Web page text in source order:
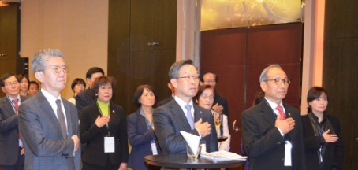
한인소식
7.23 접수마감] 제108회 한국어능력시험 (TOPIK)
게시판 / 행사 / 알림
“정체성은 연결의 자산”… 독일 한인 차세대 협회(FLCG), 뮌헨 공대(TUM)서 화려한 출범
김담예 아동을 소개 합니다.
사랑의 손길
사진의 주인을 찾습니다. 게시판 / 행사 / 알림